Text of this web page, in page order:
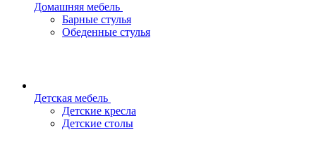
Домашняя мебель
Барные стулья
Обеденные стулья
Детская мебель
Детские кресла
Детские столы